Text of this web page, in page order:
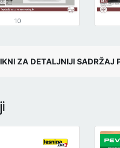
10
ZA DETALJNIJI SADRŽAJ